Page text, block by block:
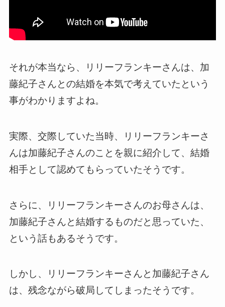
それが本当なら、リリーフランキーさんは、加
藤紀子さんとの結婚を本気で考えていたという
事がわかりますよね。
実際、交際していた当時、リリーフランキーさ
んは加藤紀子さんのことを親に紹介して、結婚
相手として認めてもらっていたそうです。
さらに、リリーフランキーさんのお母さんは、
加藤紀子さんと結婚するものだと思っていた、
という話もあるそうです。
しかし、リリーフランキーさんと加藤紀子さん
は、残念ながら破局してしまったそうです。